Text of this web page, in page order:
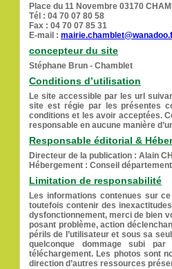
Place du 11 Novembre 03170
Tél : 04 70 07 80 58
Fax : 04 70 07 85 31
E-mail :
concepteur du site
Stéphane Brun - Chamblet
Conditions d’utilisation
Le site accessible par les url
site est régie par les présentes
conditions et les avoir acceptées.
responsable en aucune manière
Responsable éditorial &
Directeur de la publication : Alain
Hébergement : Conseil
Limitation de responsabilité
Les informations contenues sur
toutefois contenir des
dysfonctionnement, merci de bien
posant problème, action
périls de l’utilisateur et sous sa
quelconque dommage subi
téléchargement. Les photos sont
direction d’autres ressources